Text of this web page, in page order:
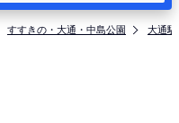
すすきの・大通・中島公園 大通駅